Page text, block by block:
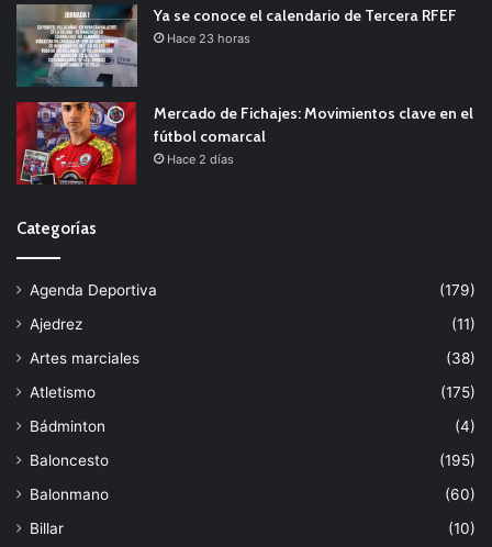
Ya se conoce el calendario de Tercera RFEF
Hace 23 horas
Mercado de Fichajes: Movimientos clave en el
fútbol comarcal
Hace 2 días
Categorías
Agenda Deportiva
(179)
Ajedrez
(11)
Artes marciales
(38)
Atletismo
(175)
Bádminton
(4)
Baloncesto
(195)
Balonmano
(60)
Billar
(10)